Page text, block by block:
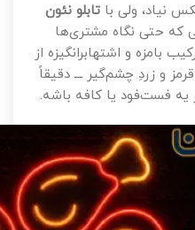
نیاد، ولی با تابلو نئون
که حتی نگاه مشتری‌ها
بامزه و اشتهابرانگیزه از
و زردِ چشم‌گیر ـــ دقیقاً
یه فست‌فود یا کافه باشه.